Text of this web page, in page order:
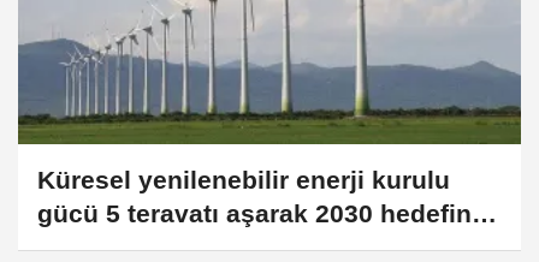
Küresel yenilenebilir enerji kurulu
gücü 5 teravatı aşarak 2030 hedefinin
yarısına yaklaştı